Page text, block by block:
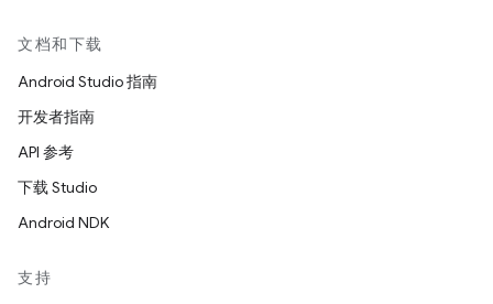
文档和下载
Android Studio 指南
开发者指南
API 参考
下载 Studio
Android NDK
支持